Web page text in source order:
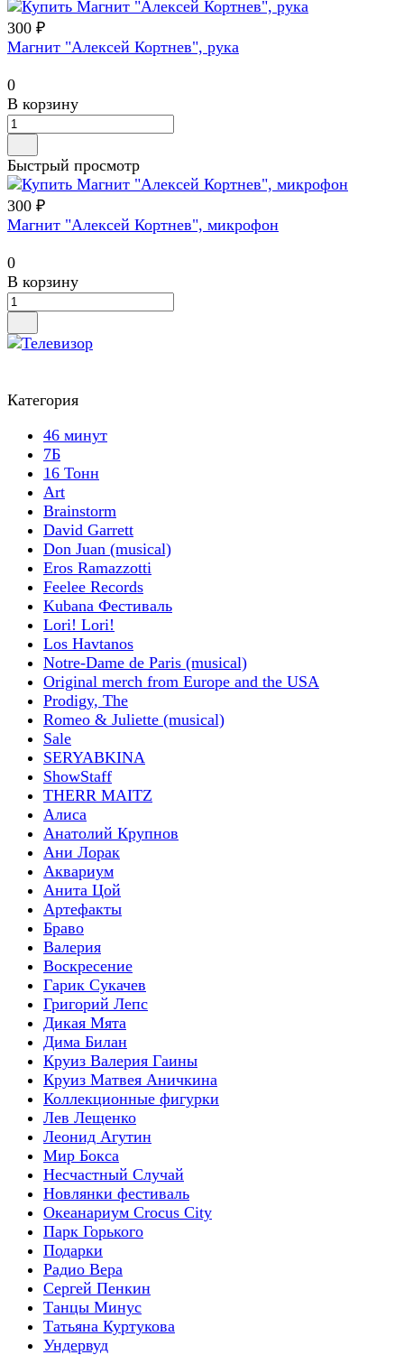
300 ₽
Магнит "Алексей Кортнев", рука
0
В корзину
Быстрый просмотр
300 ₽
Магнит "Алексей Кортнев", микрофон
0
В корзину
Категория
46 минут
7Б
16 Тонн
Art
Brainstorm
David Garrett
Don Juan (musical)
Eros Ramazzotti
Feelee Records
Kubana Фестиваль
Lori! Lori!
Los Havtanos
Notre-Dame de Paris (musical)
Original merch from Europe and the USA
Prodigy, The
Romeo & Juliette (musical)
Sale
SERYABKINA
ShowStaff
THERR MAITZ
Алиса
Анатолий Крупнов
Ани Лорак
Аквариум
Анита Цой
Артефакты
Браво
Валерия
Воскресение
Гарик Сукачев
Григорий Лепс
Дикая Мята
Дима Билан
Круиз Валерия Гаины
Круиз Матвея Аничкина
Коллекционные фигурки
Лев Лещенко
Леонид Агутин
Мир Бокса
Несчастный Случай
Новлянки фестиваль
Океанариум Crocus City
Парк Горького
Подарки
Радио Вера
Сергей Пенкин
Танцы Минус
Татьяна Куртукова
Ундервуд